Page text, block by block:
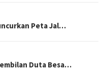
Peta Jal…
Duta Besa…